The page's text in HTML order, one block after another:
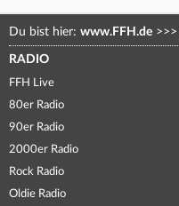
Du bist hier: www.FFH.de >>>
RADIO
FFH Live
80er Radio
90er Radio
2000er Radio
Rock Radio
Oldie Radio